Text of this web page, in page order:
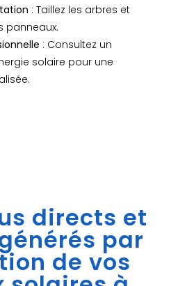
: Taillez les arbres et
panneaux.
: Consultez un
solaire pour une
directs et
par
de vos